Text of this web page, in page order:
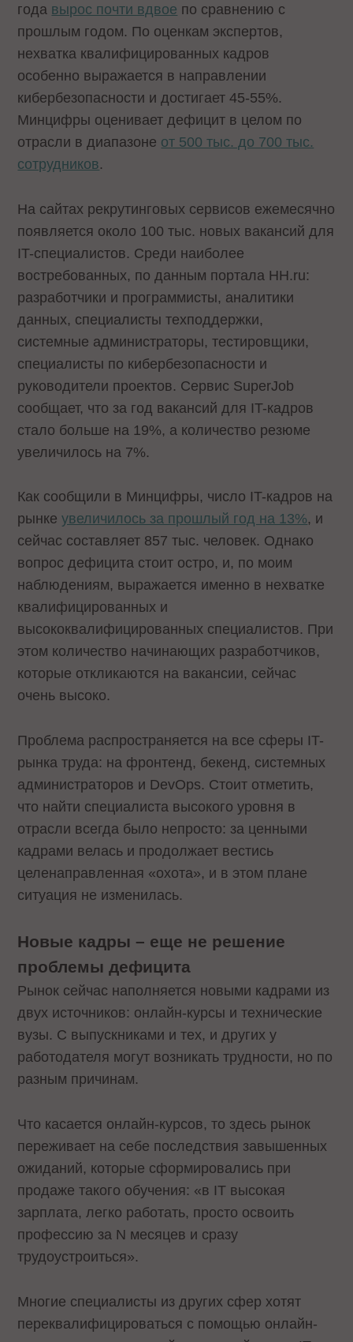
года вырос почти вдвое по сравнению с
прошлым годом. По оценкам экспертов,
нехватка квалифицированных кадров
особенно выражается в направлении
кибербезопасности и достигает 45-55%.
Минцифры оценивает дефицит в целом по
отрасли в диапазоне от 500 тыс. до 700 тыс.
сотрудников.
На сайтах рекрутинговых сервисов ежемесячно
появляется около 100 тыс. новых вакансий для
IT-специалистов. Среди наиболее
востребованных, по данным портала HH.ru:
разработчики и программисты, аналитики
данных, специалисты техподдержки,
системные администраторы, тестировщики,
специалисты по кибербезопасности и
руководители проектов. Сервис SuperJob
сообщает, что за год вакансий для IT-кадров
стало больше на 19%, а количество резюме
увеличилось на 7%.
Как сообщили в Минцифры, число IT-кадров на
рынкеувеличилось за прошлый год на 13%, и
сейчас составляет 857 тыс. человек. Однако
вопрос дефицита стоит остро, и, по моим
наблюдениям, выражается именно в нехватке
квалифицированных и
высококвалифицированных специалистов. При
этом количество начинающих разработчиков,
которые откликаются на вакансии, сейчас
очень высоко.
Проблема распространяется на все сферы IT-
рынка труда: на фронтенд, бекенд, системных
администраторов и DevOps. Стоит отметить,
что найти специалиста высокого уровня в
отрасли всегда было непросто: за ценными
кадрами велась и продолжает вестись
целенаправленная «охота», и в этом плане
ситуация не изменилась.
Новые кадры – еще не решение
проблемы дефицита
Рынок сейчас наполняется новыми кадрами из
двух источников: онлайн-курсы и технические
вузы. С выпускниками и тех, и других у
работодателя могут возникать трудности, но по
разным причинам.
Что касается онлайн-курсов, то здесь рынок
переживает на себе последствия завышенных
ожиданий, которые сформировались при
продаже такого обучения: «в IT высокая
зарплата, легко работать, просто освоить
профессию за N месяцев и сразу
трудоустроиться».
Многие специалисты из других сфер хотят
переквалифицироваться с помощью онлайн-